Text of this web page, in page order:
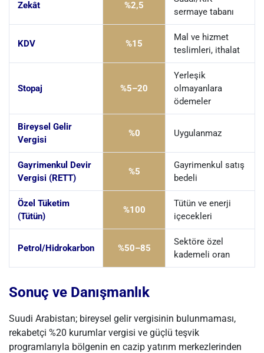
Zekât %2,5
sermaye tabanı
KDV %15
Mal ve hizmet
teslimleri, ithalat
Stopaj %5–20
Yerleşik
olmayanlara
ödemeler
Bireysel Gelir
Vergisi
%0 Uygulanmaz
Gayrimenkul Devir
Vergisi (RETT)
%5
Gayrimenkul satış
bedeli
Özel Tüketim
(Tütün)
%100
Tütün ve enerji
içecekleri
Petrol/Hidrokarbon %50–85
Sektöre özel
kademeli oran
Sonuç ve Danışmanlık
Suudi Arabistan; bireysel gelir vergisinin bulunmaması,
rekabetçi %20 kurumlar vergisi ve güçlü teşvik
programlarıyla bölgenin en cazip yatırım merkezlerinden